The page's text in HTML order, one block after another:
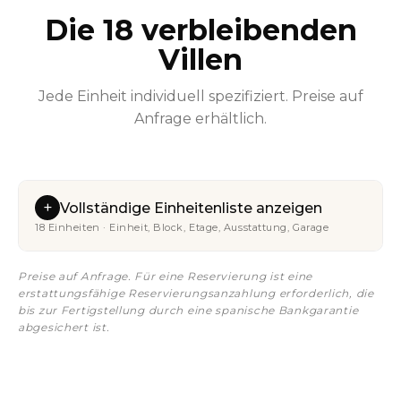
Die 18 verbleibenden
Villen
Jede Einheit individuell spezifiziert. Preise auf
Anfrage erhältlich.
+ Vollständige Einheitenliste anzeigen
18 Einheiten · Einheit, Block, Etage, Ausstattung, Garage
Preise auf Anfrage. Für eine Reservierung ist eine
erstattungsfähige Reservierungsanzahlung erforderlich, die
bis zur Fertigstellung durch eine spanische Bankgarantie
abgesichert ist.